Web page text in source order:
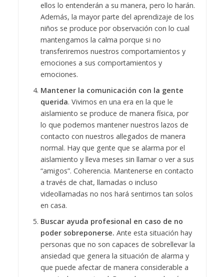
ellos lo entenderán a su manera, pero lo harán.
Además, la mayor parte del aprendizaje de los
niños se produce por observación con lo cual
mantengamos la calma porque si no
transferiremos nuestros comportamientos y
emociones a sus comportamientos y
emociones.
Mantener la comunicación con la gente
querida. Vivimos en una era en la que le
aislamiento se produce de manera física, por
lo que podemos mantener nuestros lazos de
contacto con nuestros allegados de manera
normal. Hay que gente que se alarma por el
aislamiento y lleva meses sin llamar o ver a sus
“amigos”. Coherencia. Mantenerse en contacto
a través de chat, llamadas o incluso
videollamadas no nos hará sentirnos tan solos
en casa.
Buscar ayuda profesional en caso de no
poder sobreponerse. Ante esta situación hay
personas que no son capaces de sobrellevar la
ansiedad que genera la situación de alarma y
que puede afectar de manera considerable a